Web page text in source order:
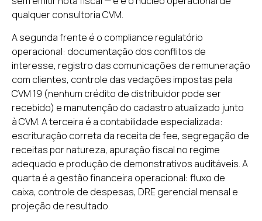
qualquer consultoria CVM.
A segunda frente é o compliance regulatório
operacional: documentação dos conflitos de
interesse, registro das comunicações de remuneração
com clientes, controle das vedações impostas pela
CVM 19 (nenhum crédito de distribuidor pode ser
recebido) e manutenção do cadastro atualizado junto
à CVM. A terceira é a contabilidade especializada:
escrituração correta da receita de fee, segregação de
receitas por natureza, apuração fiscal no regime
adequado e produção de demonstrativos auditáveis. A
quarta é a gestão financeira operacional: fluxo de
caixa, controle de despesas, DRE gerencial mensal e
projeção de resultado.